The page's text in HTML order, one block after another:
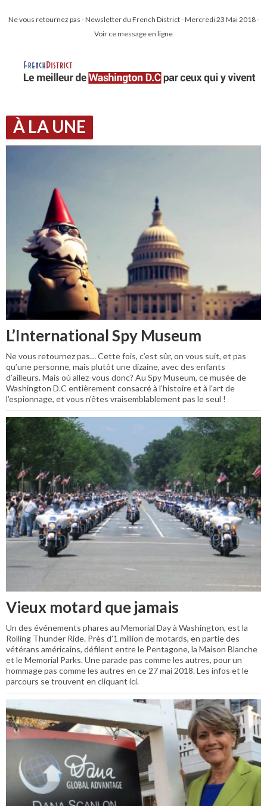
Ne vous retournez pas - Newsletter du French District - Mercredi 23 Mai 2018 -
Voir ce message en ligne
À LA UNE
L’International Spy Museum
Ne vous retournez pas… Cette fois, c’est sûr, on vous suit, et pas
qu’une personne, mais plutôt une dizaine, avec des enfants
d’ailleurs. Mais où allez-vous donc? Au Spy Museum, ce musée de
Washington D.C entièrement consacré à l’histoire et à l’art de
l’espionnage, et vous n’êtes vraisemblablement pas le seul !
Vieux motard que jamais
Un des événements phares au Memorial Day à Washington, est la
Rolling Thunder Ride. Près d’1 million de motards, en partie des
vétérans américains, défilent entre le Pentagone, la Maison Blanche
et le Memorial Parks. Une parade pas comme les autres, pour un
hommage pas comme les autres en ce 27 mai 2018. Les infos et le
parcours se trouvent en cliquant ici.